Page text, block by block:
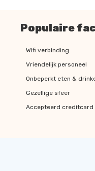
Populaire
Wifi verbinding
Vriendelijk personeel
Onbeperkt eten &
Gezellige sfeer
Accepteerd creditcard